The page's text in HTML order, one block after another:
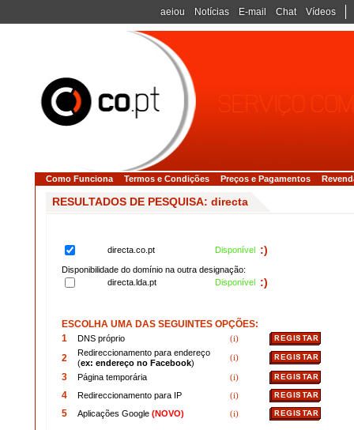
aeiou Notícias E-mail Chat Vídeos
Como Funciona Termos e Condições Preços e Pagamentos
RESULTADOS DE PESQUISA: directa
directa.co.pt Disponível :)
Disponibilidade do domínio na outra designação:
directa.lda.pt
Disponível :)
ESCOLHA UMA DAS SEGUINTES OPÇÕES:
1
DNS próprio (i)
2
Redireccionamento para endereço
(ex: endereço no Facebook)
(i)
3 Página temporária (i)
4 Redireccionamento para IP (i)
5 Aplicações Google (NOVO) (i)